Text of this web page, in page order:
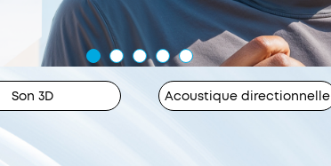
Son 3D Acoustique directionnelle